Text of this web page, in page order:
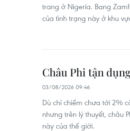
trang ở Nigeria. Bang
của tình trạng này ở khu
Châu Phi tận
03/08/2026 09:46
Dù chỉ chiếm chưa tới 2%
nhưng trên lý thuyết, châu
này của thế giới.